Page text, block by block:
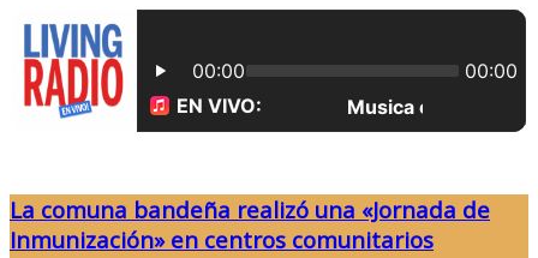
La comuna bandeña realizó una «Jornada de
Inmunización» en centros comunitarios